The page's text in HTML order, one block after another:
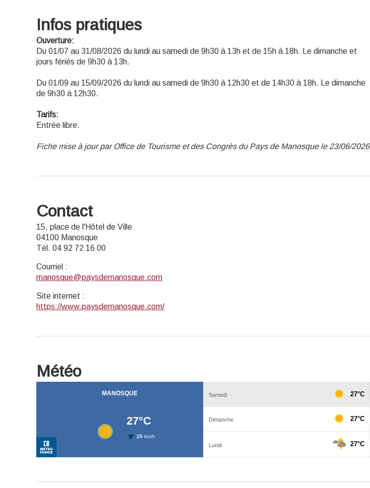
Infos pratiques
Ouverture:
Du 01/07 au 31/08/2026 du lundi au samedi de 9h30 à 13h et de 15h à 18h. Le dimanche et
jours fériés de 9h30 à 13h.
Du 01/09 au 15/09/2026 du lundi au samedi de 9h30 à 12h30 et de 14h30 à 18h. Le dimanche
de 9h30 à 12h30.
Tarifs:
Entrée libre.
Fiche mise à jour par Office de Tourisme et des Congrès du Pays de Manosque le 23/06/2026
Contact
15, place de l'Hôtel de Ville
04100 Manosque
Tél. 04 92 72 16 00
Courriel :
manosque@paysdemanosque.com
Site internet :
https://www.paysdemanosque.com/
Météo